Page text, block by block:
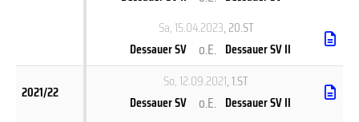
Sa, 15.04.2023, 20.ST
Dessauer SV
o.E. Dessauer SV II
2021/22
So, 12.09.2021, 1.ST
Dessauer SV
o.E. Dessauer SV II